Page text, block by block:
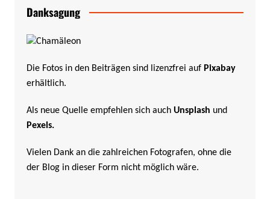
Danksagung
Die Fotos in den Beiträgen sind lizenzfrei auf Pixabay
erhältlich.
Als neue Quelle empfehlen sich auch Unsplash und
Pexels.
Vielen Dank an die zahlreichen Fotografen, ohne die
der Blog in dieser Form nicht möglich wäre.